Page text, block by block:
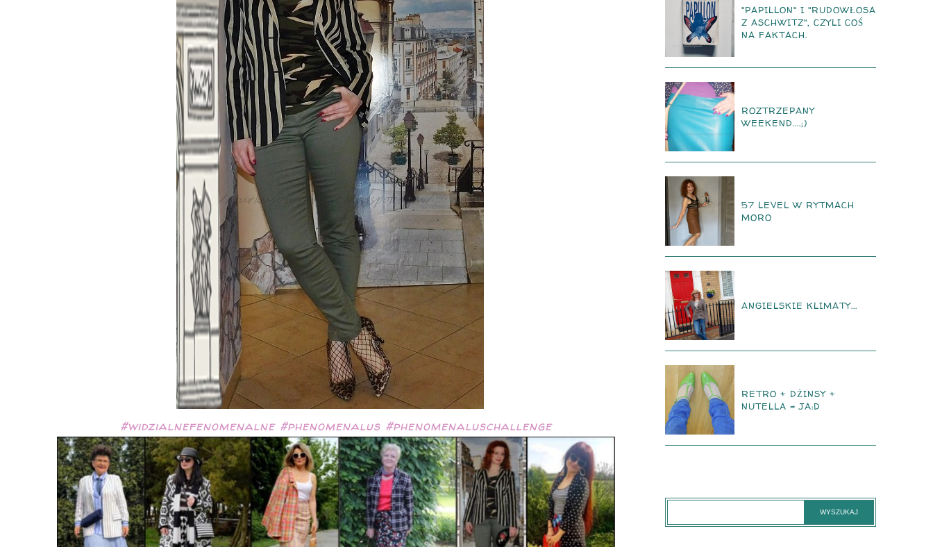
#widzialnefenomenalne #phenomenalus #phenomenaluschallenge
"PAPILLON" I "RUDOWŁOSA
Z ASCHWITZ", CZYLI COŚ
NA FAKTACH.
ROZTRZEPANY
WEEKEND....;)
57 LEVEL W RYTMACH
MORO
ANGIELSKIE KLIMATY...
RETRO + DŻINSY +
NUTELLA = JA:D